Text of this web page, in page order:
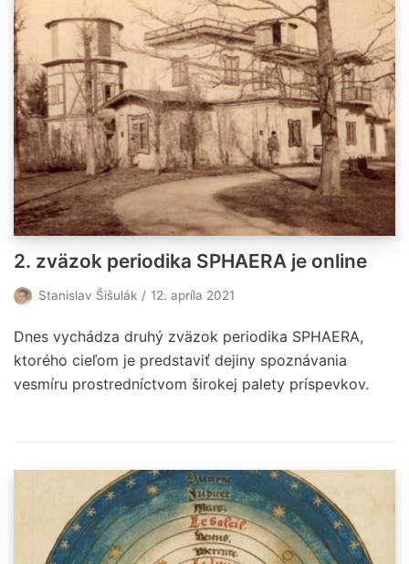
2. zväzok periodika SPHAERA je online
Stanislav Šišulák 12. apríla 2021
Dnes vychádza druhý zväzok periodika SPHAERA,
ktorého cieľom je predstaviť dejiny spoznávania
vesmíru prostredníctvom širokej palety príspevkov.